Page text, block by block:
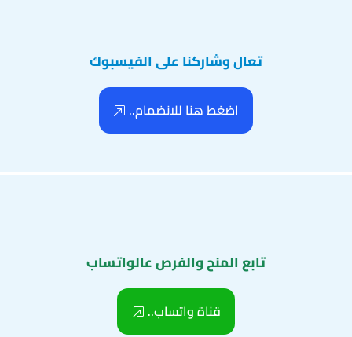
تعال وشاركنا على الفيسبوك
اضغط هنا للانضمام..
تابع المنح والفرص عالواتساب
قناة واتساب..